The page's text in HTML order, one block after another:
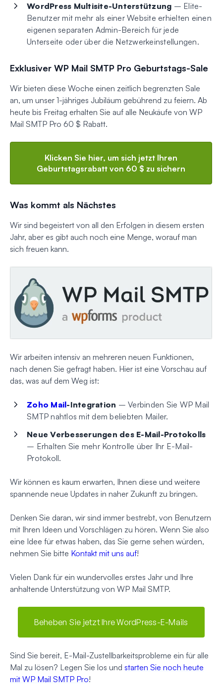
WordPress Multisite-Unterstützung – Elite-
Benutzer mit mehr als einer Website erhielten einen
eigenen separaten Admin-Bereich für jede
Unterseite oder über die Netzwerkeinstellungen.
Exklusiver WP Mail SMTP Pro Geburtstags-Sale
Wir bieten diese Woche einen zeitlich begrenzten Sale
an, um unser 1-jähriges Jubiläum gebührend zu feiern. Ab
heute bis Freitag erhalten Sie auf alle Neukäufe von WP
Mail SMTP Pro 60 $ Rabatt.
Klicken Sie hier, um sich jetzt Ihren
Geburtstagsrabatt von 60 $ zu sichern
Was kommt als Nächstes
Wir sind begeistert von all den Erfolgen in diesem ersten
Jahr, aber es gibt auch noch eine Menge, worauf man
sich freuen kann.
Wir arbeiten intensiv an mehreren neuen Funktionen,
nach denen Sie gefragt haben. Hier ist eine Vorschau auf
das, was auf dem Weg ist:
Zoho Mail-Integration – Verbinden Sie WP Mail
SMTP nahtlos mit dem beliebten Mailer.
Neue Verbesserungen des E-Mail-Protokolls
– Erhalten Sie mehr Kontrolle über Ihr E-Mail-
Protokoll.
Wir können es kaum erwarten, Ihnen diese und weitere
spannende neue Updates in naher Zukunft zu bringen.
Denken Sie daran, wir sind immer bestrebt, von Benutzern
mit Ihren Ideen und Vorschlägen zu hören. Wenn Sie also
eine Idee für etwas haben, das Sie gerne sehen würden,
nehmen Sie bitte Kontakt mit uns auf!
Vielen Dank für ein wundervolles erstes Jahr und Ihre
anhaltende Unterstützung von WP Mail SMTP.
Beheben Sie jetzt Ihre WordPress-E-Mails
Sind Sie bereit, E-Mail-Zustellbarkeitsprobleme ein für alle
Mal zu lösen? Legen Sie los und starten Sie noch heute
mit WP Mail SMTP Pro!